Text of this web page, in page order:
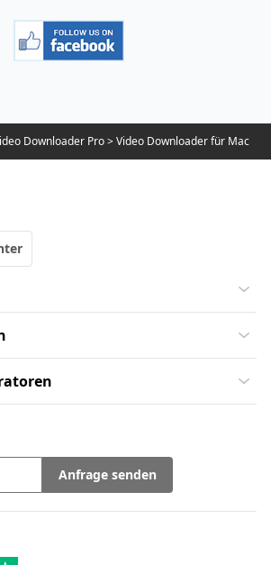
Downloader Pro>Video Downloader für Mac
Anfrage senden